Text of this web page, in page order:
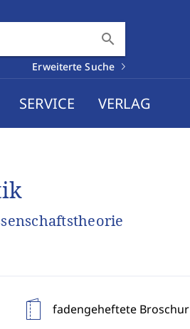
search
Erweiterte Suche
SERVICE VERLAG
fadengeheftete Broschur